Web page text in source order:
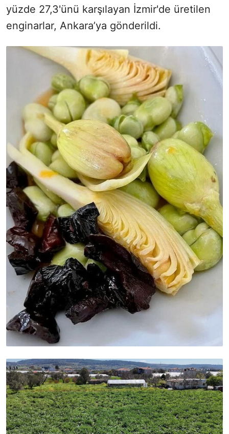
yüzde 27,3'ünü karşılayan İzmir'de üretilen
enginarlar, Ankara’ya gönderildi.